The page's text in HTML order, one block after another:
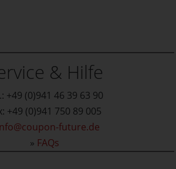
& Hilfe
+49 (0)941 46 39 63 90
+49 (0)941 750 89 005
future.de
» FAQs